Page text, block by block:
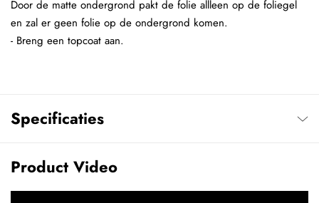
Door de matte ondergrond pakt de folie allleen op de foliegel
en zal er geen folie op de ondergrond komen.
- Breng een topcoat aan.
Specificaties
Product Video